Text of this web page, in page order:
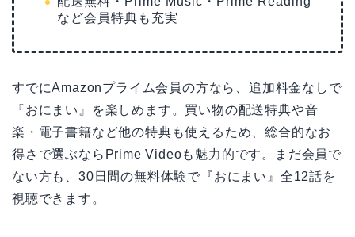
など会員特典も充実
すでにAmazonプライム会員の方なら、追加料金なしで
『おにまい』を楽しめます。買い物の配送特典や音
楽・電子書籍など他の特典も使えるため、総合的なお
得さで選ぶならPrime Videoも魅力的です。まだ会員で
ない方も、30日間の無料体験で『おにまい』全12話を
視聴できます。